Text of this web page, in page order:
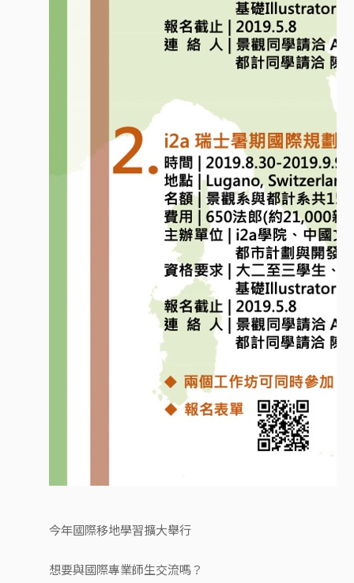
今年國際移地學習擴大舉行
想要與國際專業師生交流嗎？